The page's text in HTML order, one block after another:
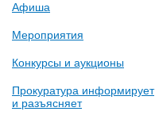
Афиша
Мероприятия
Конкурсы и аукционы
Прокуратура информирует
и разъясняет